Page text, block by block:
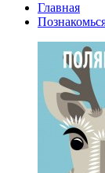
Главная